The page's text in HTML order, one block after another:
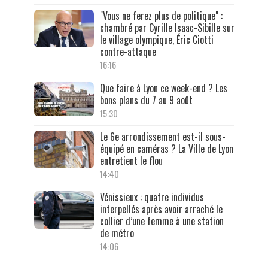
"Vous ne ferez plus de politique" :
chambré par Cyrille Isaac-Sibille sur
le village olympique, Éric Ciotti
contre-attaque
16:16
Que faire à Lyon ce week-end ? Les
bons plans du 7 au 9 août
15:30
Le 6e arrondissement est-il sous-
équipé en caméras ? La Ville de Lyon
entretient le flou
14:40
Vénissieux : quatre individus
interpellés après avoir arraché le
collier d’une femme à une station
de métro
14:06